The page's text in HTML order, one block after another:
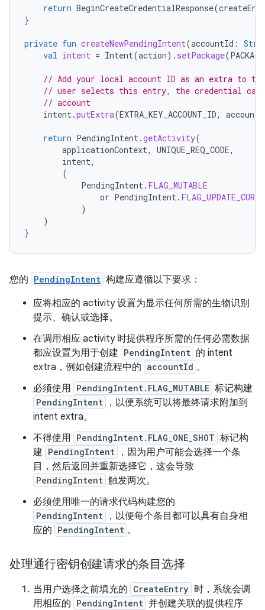
return BeginCreateCredentialResponse(
}
private fun createNewPendingIntent(accountId :
val intent = Intent(action). setPackage(
// Add your local account ID as an extra to
// user selects this entry, the credential can
// account
intent.putExtra(EXTRA_KEY_ACCOUNT_ID,
return PendingIntent.getActivity(
applicationContext, UNIQUE_REQ_CODE,
intent,
(
PendingIntent. FLAG_MUTABLE
or PendingIntent.
)
)
}
您的 PendingIntent 构建应遵循以下要求：
应将相应的 activity 设置为显示任何所需的生物识别
提示、确认或选择。
在调用相应 activity 时提供程序所需的任何必需数据
都应设置为用于创建 PendingIntent 的 intent
extra，例如创建流程中的 accountId 。
必须使用 PendingIntent.FLAG_MUTABLE 标记构建
PendingIntent
，以便系统可以将最终请求附加到
intent extra。
不得使用 PendingIntent.FLAG_ONE_SHOT 标记构
建 PendingIntent
，因为用户可能会选择一个条
目，然后返回并重新选择它，这会导致
PendingIntent 触发两次。
必须使用唯一的请求代码构建您的
PendingIntent
，以便每个条目都可以具有自身相
应的 PendingIntent 。
处理通行密钥创建请求的条目选择
当用户选择之前填充的 CreateEntry 时，系统会调
用相应的 PendingIntent 并创建关联的提供程序